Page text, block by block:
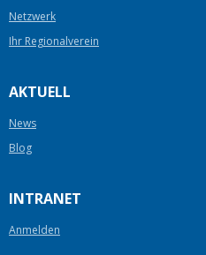
Netzwerk
Ihr Regionalverein
AKTUELL
News
Blog
INTRANET
Anmelden